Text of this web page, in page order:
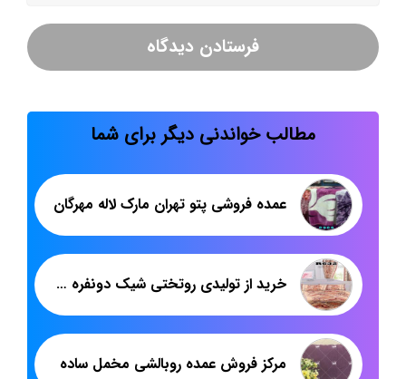
مطالب خواندنی دیگر برای شما
عمده فروشی پتو تهران مارک لاله مهرگان
خرید از تولیدی روتختی شیک دونفره سه بعدی
مرکز فروش عمده روبالشی مخمل ساده